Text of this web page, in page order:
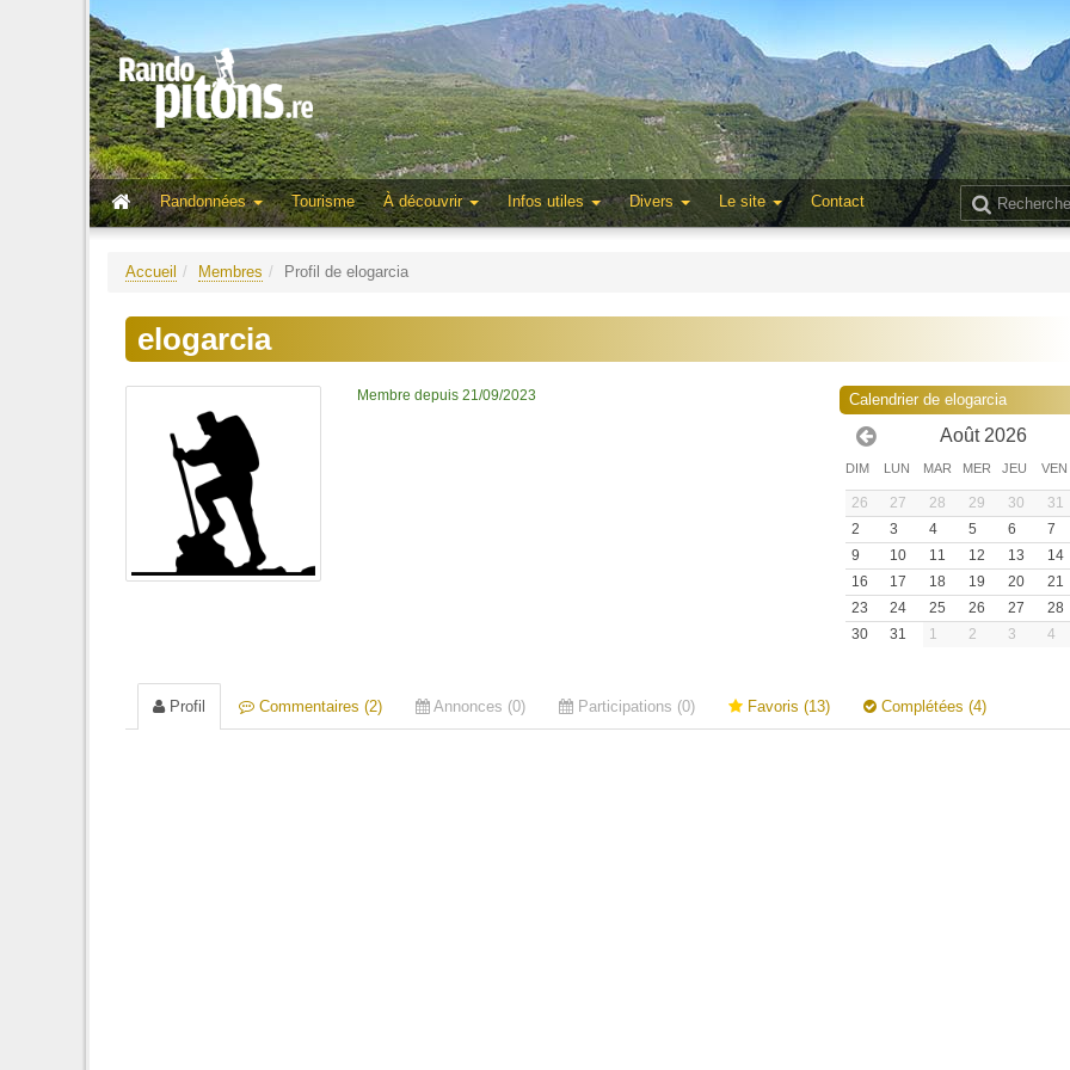
Randonnées
Tourisme À découvrir Infos utiles Divers Le site Contact
Accueil Membres Profil de elogarcia
elogarcia
Membre depuis 21/09/2023 Calendrier de elogarcia
Août 2026
DIM LUN MAR MER JEU VEN
26 27 28 29 30 31
2
3 4 5 6 7
9
10 11 12 13 14
16
17 18 19 20 21
23
24 25 26 27 28
30
31 1 2 3 4
Profil Commentaires (2) Annonces (0) Participations (0) Favoris (13) Complétées (4)